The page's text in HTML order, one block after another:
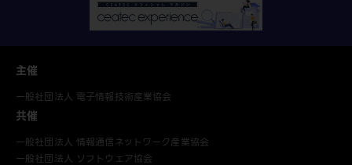
主催
一般社団法人 電子情報技術産業協会
共催
一般社団法人 情報通信ネットワーク産業協会
一般社団法人 ソフトウェア協会